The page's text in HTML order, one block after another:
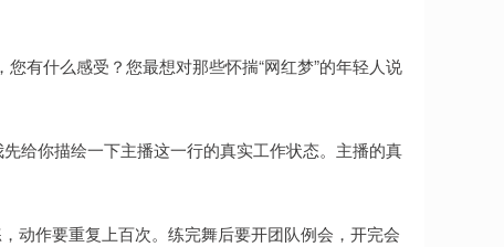
有什么感受？您最想对那些怀揣“网红梦”的年轻人说
给你描绘一下主播这一行的真实工作状态。主播的真
动作要重复上百次。练完舞后要开团队例会，开完会